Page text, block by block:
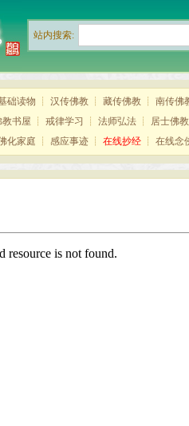
站内搜索:
础读物 ┊ 汉传佛教 ┊ 藏传佛教 ┊ 南传佛
教书屋 ┊ 戒律学习 ┊ 法师弘法 ┊ 居士佛教
化家庭 ┊ 感应事迹 ┊ 在线抄经 ┊ 在线念